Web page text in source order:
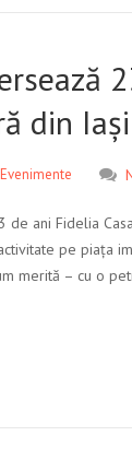
din Iași
Evenimente
ani Fidelia
pe piața
merită – cu o